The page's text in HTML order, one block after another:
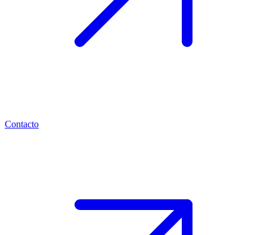
Contacto